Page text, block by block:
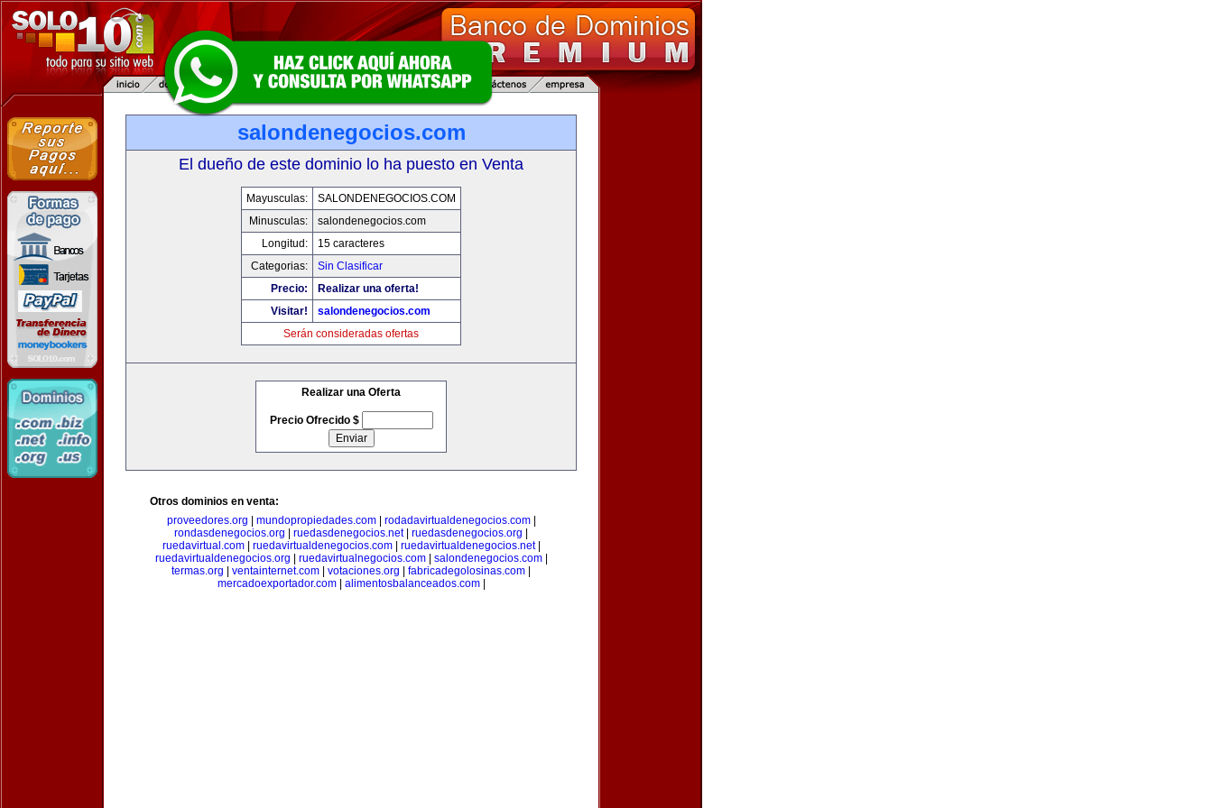
salondenegocios.com
El dueño de este dominio lo ha puesto en Venta
Mayusculas:
SALONDENEGOCIOS.COM
Minusculas:
salondenegocios.com
Longitud:
15 caracteres
Categorias:
Sin Clasificar
Precio:
Realizar una oferta!
Visitar!
salondenegocios.com
Serán consideradas ofertas
Realizar una Oferta
Precio Ofrecido $
Otros dominios en venta:
proveedores.org
mundopropiedades.com| rodadavirtualdenegocios.com|
rondasdenegocios.org
ruedasdenegocios.net| ruedasdenegocios.org
ruedavirtual.com| ruedavirtualdenegocios.com| ruedavirtualdenegocios.net|
ruedavirtualdenegocios.org
ruedavirtualnegocios.com| salondenegocios.com|
termas.org
ventainternet.com votaciones.org fabricadegolosinas.com
mercadoexportador.com| alimentosbalanceados.com|